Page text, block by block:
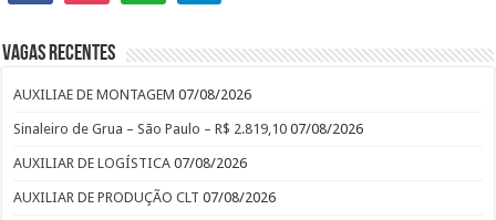
Vagas recentes
AUXILIAE DE MONTAGEM 07/08/2026
Sinaleiro de Grua – São Paulo – R$ 2.819,10 07/08/2026
AUXILIAR DE LOGÍSTICA 07/08/2026
AUXILIAR DE PRODUÇÃO CLT 07/08/2026